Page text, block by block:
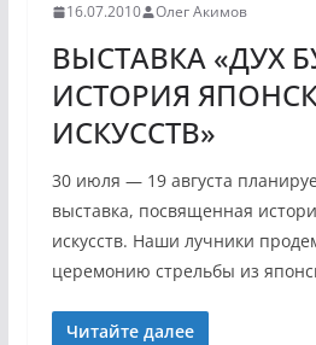
16.07.2010 Олег Акимов
ВЫСТАВКА «ДУХ
ИСТОРИЯ
ИСКУССТВ»
30 июля — 19 августа
выставка, посвященная
искусств. Наши лучники
церемонию стрельбы из
Читайте далее